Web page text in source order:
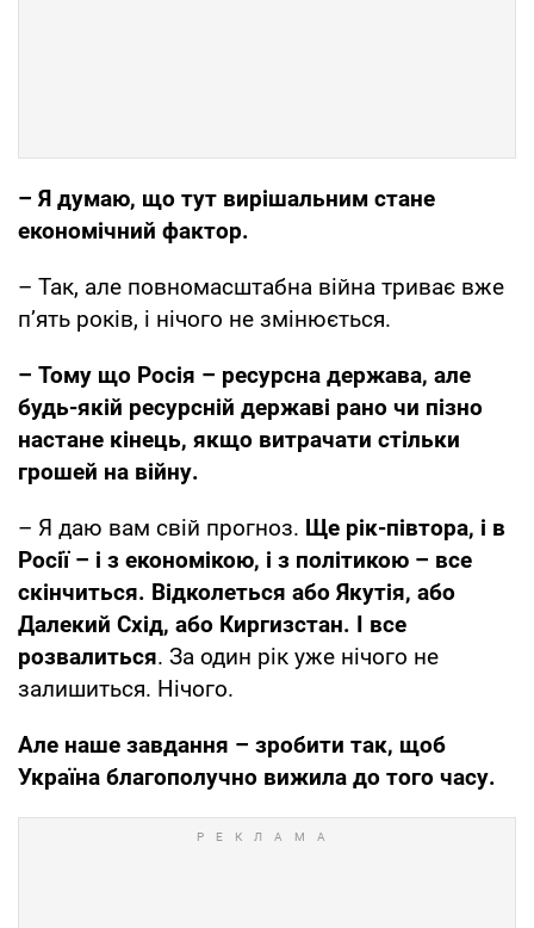
– Я думаю, що тут вирішальним стане
економічний фактор.
– Так, але повномасштабна війна триває вже
п’ять років, і нічого не змінюється.
– Тому що Росія – ресурсна держава, але
будь-якій ресурсній державі рано чи пізно
настане кінець, якщо витрачати стільки
грошей на війну.
– Я даю вам свій прогноз. Ще рік-півтора, і в
Росії – і з економікою, і з політикою – все
скінчиться. Відколеться або Якутія, або
Далекий Схід, або Киргизстан. І все
розвалиться. За один рік уже нічого не
залишиться. Нічого.
Але наше завдання – зробити так, щоб
Україна благополучно вижила до того часу.